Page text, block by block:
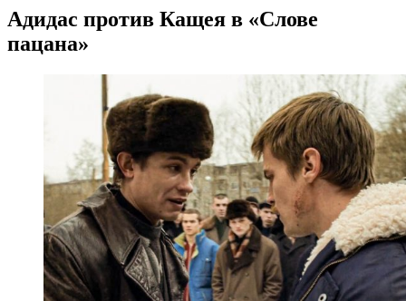
Адидас против Кащея в «Слове
пацана»